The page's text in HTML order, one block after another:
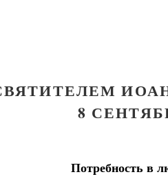
8
Потребность в